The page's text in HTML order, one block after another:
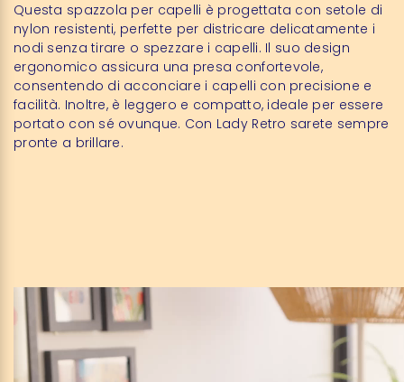
Questa spazzola per capelli è progettata con setole di
nylon resistenti, perfette per districare delicatamente i
nodi senza tirare o spezzare i capelli. Il suo design
ergonomico assicura una presa confortevole,
consentendo di acconciare i capelli con precisione e
facilità. Inoltre, è leggero e compatto, ideale per essere
portato con sé ovunque. Con Lady Retro sarete sempre
pronte a brillare.